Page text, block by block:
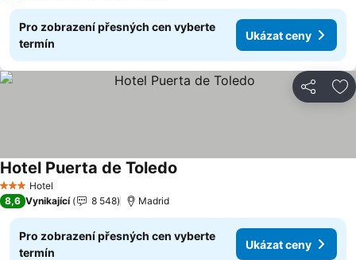
Pro zobrazení přesných cen vyberte
termín
Ukázat ceny
Sdílet
3 Počet hvězdiček
Hotel
Hotel Puerta de Toledo
8,6 Vynikající 8 548 Madrid
Pro zobrazení přesných cen vyberte
termín
Ukázat ceny